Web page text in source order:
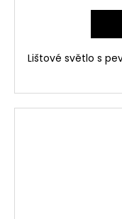
Lištové světlo s